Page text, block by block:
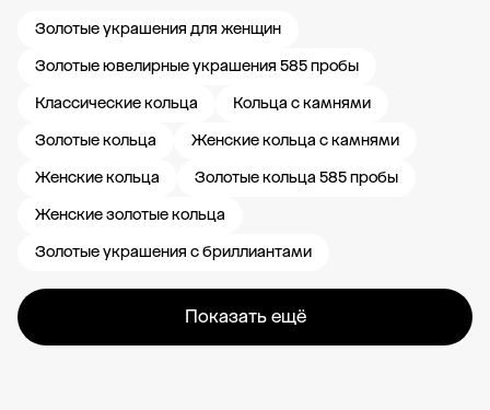
Золотые украшения для женщин
Золотые ювелирные украшения 585 пробы
Классические кольца
Кольца с камнями
Золотые кольца
Женские кольца с камнями
Женские кольца
Золотые кольца 585 пробы
Женские золотые кольца
Золотые украшения с бриллиантами
Показать ещё